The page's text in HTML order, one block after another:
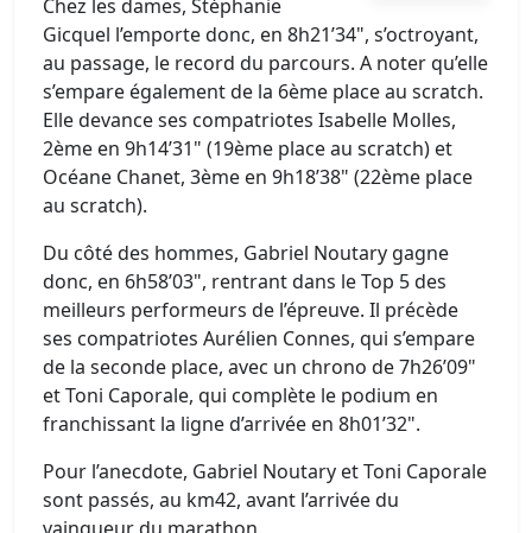
Chez les dames, Stéphanie
Gicquel l’emporte donc, en 8h21’34", s’octroyant,
au passage, le record du parcours. A noter qu’elle
s’empare également de la 6ème place au scratch.
Elle devance ses compatriotes Isabelle Molles,
2ème en 9h14’31" (19ème place au scratch) et
Océane Chanet, 3ème en 9h18’38" (22ème place
au scratch).
Du côté des hommes, Gabriel Noutary gagne
donc, en 6h58’03", rentrant dans le Top 5 des
meilleurs performeurs de l’épreuve. Il précède
ses compatriotes Aurélien Connes, qui s’empare
de la seconde place, avec un chrono de 7h26’09"
et Toni Caporale, qui complète le podium en
franchissant la ligne d’arrivée en 8h01’32".
Pour l’anecdote, Gabriel Noutary et Toni Caporale
sont passés, au km42, avant l’arrivée du